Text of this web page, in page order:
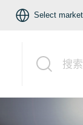
Select market
搜索